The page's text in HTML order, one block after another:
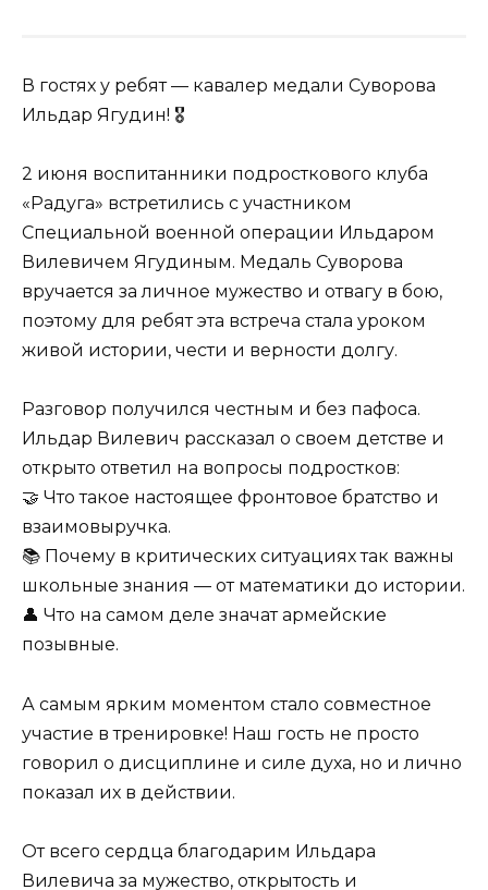
В гостях у ребят — кавалер медали Суворова
Ильдар Ягудин! 🎖
2 июня воспитанники подросткового клуба
«Радуга» встретились с участником
Специальной военной операции Ильдаром
Вилевичем Ягудиным. Медаль Суворова
вручается за личное мужество и отвагу в бою,
поэтому для ребят эта встреча стала уроком
живой истории, чести и верности долгу.
Разговор получился честным и без пафоса.
Ильдар Вилевич рассказал о своем детстве и
открыто ответил на вопросы подростков:
🤝 Что такое настоящее фронтовое братство и
взаимовыручка.
📚 Почему в критических ситуациях так важны
школьные знания — от математики до истории.
👤 Что на самом деле значат армейские
позывные.
А самым ярким моментом стало совместное
участие в тренировке! Наш гость не просто
говорил о дисциплине и силе духа, но и лично
показал их в действии.
От всего сердца благодарим Ильдара
Вилевича за мужество, открытость и